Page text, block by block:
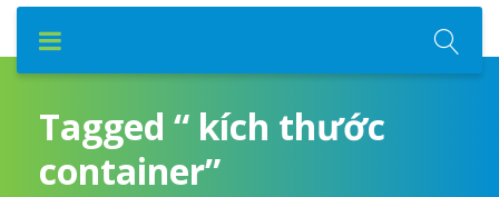
Tagged “ kích thước
container”